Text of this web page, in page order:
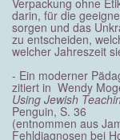
Verpackung ohne
darin, für die
sorgen und das
zu entscheiden,
welcher Jahreszeit
- Ein moderner
zitiert in Wendy
Using Jewish
Penguin, S. 36
(entnommen aus
Fehldiagnosen bei